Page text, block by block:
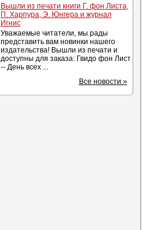
Вышли из печати книги Г. фон Листа,
П. Харпура, Э. Юнгера и журнал
Игнис
Уважаемые читатели, мы рады
представить вам новинки нашего
издательства! Вышли из печати и
доступны для заказа: Гвидо фон Лист
-- День всех ...
Все новости »